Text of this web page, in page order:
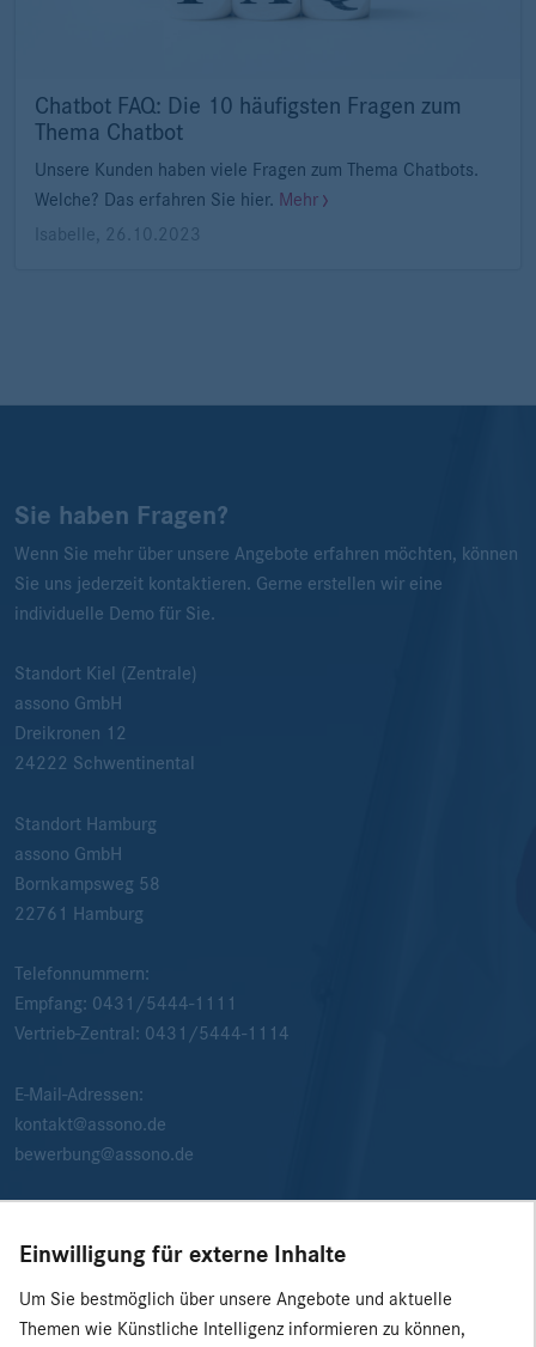
Chatbot FAQ: Die 10 häufigsten Fragen zum
Thema Chatbot
Unsere Kunden haben viele Fragen zum Thema Chatbots.
Welche? Das erfahren Sie hier. Mehr
Isabelle
26.10.2023
Sie haben Fragen?
Wenn Sie mehr über unsere Angebote erfahren möchten, können
Sie uns jederzeit kontaktieren. Gerne erstellen wir eine
individuelle Demo für Sie.
Standort Kiel (Zentrale)
assono GmbH
Dreikronen 12
24222 Schwentinental
Standort Hamburg
assono GmbH
Bornkampsweg 58
22761
Hamburg
Telefonnummern:
Empfang: 0431/5444-1111
Vertrieb-Zentral: 0431/5444-1114
E-Mail-Adressen:
kontakt@assono.de
bewerbung@assono.de
Einwilligung für externe Inhalte
Um Sie bestmöglich über unsere Angebote und aktuelle
Themen wie Künstliche Intelligenz informieren zu können,